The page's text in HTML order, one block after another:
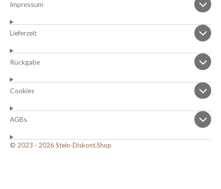
Impressum
Lieferzeit
Rückgabe
Cookies
AGBs
© 2023 - 2026 Stein-Diskont.Shop